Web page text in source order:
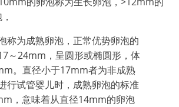
称为成熟卵泡，正常优势卵泡的
～24mm，呈圆形或椭圆形，体
。直径小于17mm者为非成熟
行试管婴儿时，成熟卵泡的标准
，意味着从直径14mm的卵泡